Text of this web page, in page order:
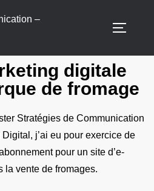
digitale
de fromage
Stratégies de Communication
j’ai eu pour exercice de
pour un site d’e-
la vente de fromages.